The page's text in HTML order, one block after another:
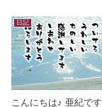
日記
こんにちは♪ 亜紀で